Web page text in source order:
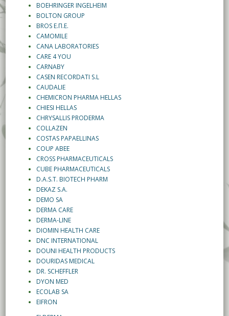
BOEHRINGER INGELHEIM
BOLTON GROUP
BROS Ε.Π.Ε.
CAMOMILE
CANA LABORATORIES
CARE 4 YOU
CARNABY
CASEN RECORDATI S.L
CAUDALIE
CHEMICRON PHARMA HELLAS
CHIESI HELLAS
CHRYSALLIS PRODERMA
COLLAZEN
COSTAS PAPAELLINAS
COUP ABEE
CROSS PHARMACEUTICALS
CUBE PHARMACEUTICALS
D.A.S.T. BIOTECH PHARM
DEKAZ S.A.
DEMO SA
DERMA CARE
DERMA-LINE
DIOMIN HEALTH CARE
DNC INTERNATIONAL
DOUNI HEALTH PRODUCTS
DOURIDAS MEDICAL
DR. SCHEFFLER
DYON MED
ECOLAB SA
EIFRON